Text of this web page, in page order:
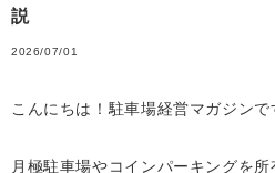
説
2026/07/01
こんにちは！駐車場経営マガジンで
月極駐車場やコインパーキングを